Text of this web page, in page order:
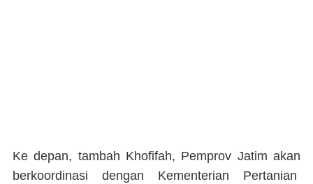
Ke depan, tambah Khofifah, Pemprov Jatim akan
berkoordinasi dengan Kementerian Pertanian